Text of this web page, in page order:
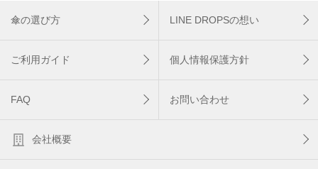
傘の選び方 LINE DROPSの想い
ご利用ガイド 個人情報保護方針
FAQ お問い合わせ
会社概要